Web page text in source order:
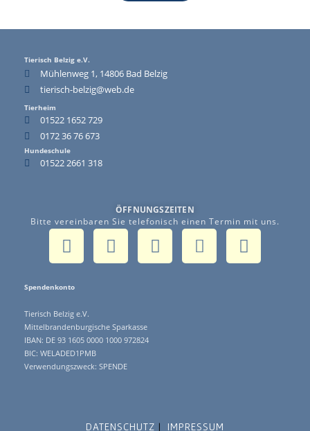
Tierisch Belzig e.V.
Mühlenweg 1, 14806 Bad Belzig
tierisch-belzig@web.de
Tierheim
01522 1652 729
0172 36 76 673
Hundeschule
01522 2661 318
ÖFFNUNGSZEITEN
Bitte vereinbaren Sie telefonisch einen Termin mit uns.
Spendenkonto
Tierisch Belzig e.V.
Mittelbrandenburgische Sparkasse
IBAN: DE 93 1605 0000 1000 972824
BIC: WELADED1PMB
Verwendungszweck: SPENDE
DATENSCHUTZ IMPRESSUM